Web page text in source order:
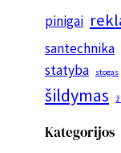
pinigai
santechnika
statyba stogas
šildymas
Kategorijos